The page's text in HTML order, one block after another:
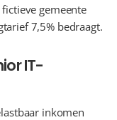
gemeente
7,5% bedraagt.
IT-
inkomen